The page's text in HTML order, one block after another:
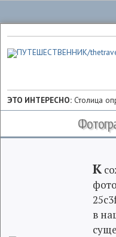
ЭТО ИНТЕРЕСНО: Столица
К
в